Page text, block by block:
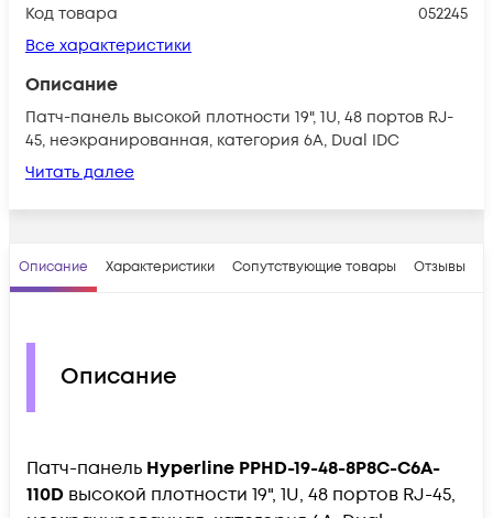
Код товара
052245
Все характеристики
Описание
Патч-панель высокой плотности 19", 1U, 48 портов RJ-
45, неэкранированная, категория 6A, Dual IDC
Читать далее
Описание Характеристики Сопутствующие товары Отзывы
Описание
Патч-панель Hyperline PPHD-19-48-8P8C-C6A-
110D высокой плотности 19", 1U, 48 портов RJ-45,